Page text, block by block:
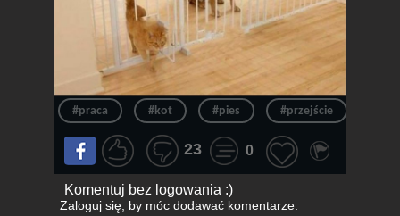
#praca #kot #pies #przejście
23 0
Komentuj bez logowania :)
Zaloguj się, by móc dodawać komentarze.